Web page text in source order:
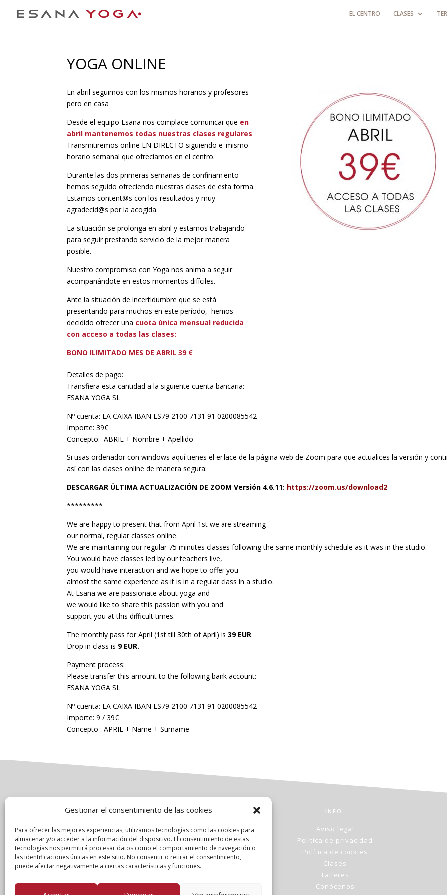
Gestionar el consentimiento de las cookies
Para ofrecer las mejores experiencias, utilizamos tecnologías como las cookies para
almacenar y/o acceder a la información del dispositivo. El consentimiento de estas
tecnologías nos permitirá procesar datos como el comportamiento de navegación o
las identificaciones únicas en este sitio. No consentir o retirar el consentimiento,
puede afectar negativamente a ciertas características y funciones.
EL CENTRO CLASES
YOGA ONLINE
En abril seguimos con los mismos horarios y profesores
pero en casa
Desde el equipo Esana nos complace comunicar que en
abril mantenemos todas nuestras clases regulares
Transmitiremos online EN DIRECTO siguiendo el mismo
horario semanal que ofrecíamos en el centro.
Durante las dos primeras semanas de confinamiento
hemos seguido ofreciendo nuestras clases de esta forma.
Estamos content@s con los resultados y muy
agradecid@s por la acogida.
La situación se prolonga en abril y estamos trabajando
para seguir prestando servicio de la mejor manera
posible.
Nuestro compromiso con Yoga nos anima a seguir
acompañándote en estos momentos difíciles.
Ante la situación de incertidumbre que se está
presentando para muchos en este período, hemos
decidido ofrecer una cuota única mensual reducida
con acceso a todas las clases:
BONO ILIMITADO MES DE ABRIL 39 €
Detalles de pago:
Transfiera esta cantidad a la siguiente cuenta bancaria:
ESANA YOGA SL
Nº cuenta: LA CAIXA IBAN ES79 2100 7131 91 0200085542
Importe: 39€
Concepto: ABRIL + Nombre + Apellido
Si usas ordenador con windows aquí tienes el enlace de la página web de Zoom para que actualices la versión y
así con las clases online de manera segura:
DESCARGAR ÚLTIMA ACTUALIZACIÓN DE ZOOM Versión 4.6.11: https://zoom.us/download2
*********
We are happy to present that from April 1st we are streaming
our normal, regular classes online.
We are maintaining our regular 75 minutes classes following the same monthly schedule as it was in the studio.
You would have classes led by our teachers live,
you would have interaction and we hope to offer you
almost the same experience as it is in a regular class in a studio.
At Esana we are passionate about yoga and
we would like to share this passion with you and
support you at this difficult times.
The monthly pass for April (1st till 30th of April) is39 EUR.
Drop in class is 9 EUR.
Payment process:
Please transfer this amount to the following bank account:
ESANA YOGA SL
Nº cuenta: LA CAIXA IBAN ES79 2100 7131 91 0200085542
Importe: 9 / 39€
Concepto : APRIL + Name + Surname
© 2025,Garbau Marketing. All rights reserved.
INFO
Aviso legal
Política de privacidad
Política de cookies
Clases
Talleres
Conócenos